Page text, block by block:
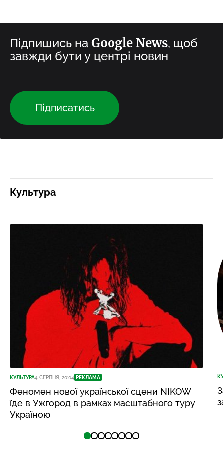
Підпишись на Google News, щоб
завжди бути у центрі новин
Підписатись
Культура
КУЛЬТУРА4 СЕРПНЯ, 20:04 РЕКЛАМА
Феномен нової української сцени NIKOW
їде в Ужгород в рамках масштабного туру
Україною